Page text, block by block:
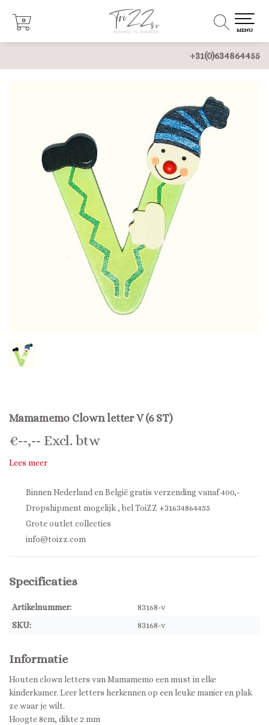
+31(0)634864455
0
0
MENU
Mamamemo Clown letter V (6 ST)
€--,-- Excl. btw
Lees meer
Binnen Nederland en België gratis verzending vanaf 400,-
Dropshipment mogelijk , bel ToiZZ +31634864455
Grote outlet collecties
info@toizz.com
Specificaties
Artikelnummer:
83168-v
SKU:
83168-v
Informatie
Houten clown letters van Mamamemo een must in elke
kinderkamer. Leer letters herkennen op een leuke manier en plak
ze waar je wilt.
Hoogte 8cm, dikte 2 mm